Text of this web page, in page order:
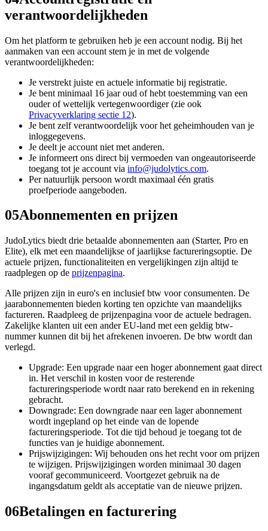
verantwoordelijkheden
Om het platform te gebruiken heb je een account nodig. Bij het
aanmaken van een account stem je in met de volgende
verantwoordelijkheden:
Je verstrekt juiste en actuele informatie bij registratie.
Je bent minimaal 16 jaar oud of hebt toestemming van een
ouder of wettelijk vertegenwoordiger (zie ook
Privacyverklaring sectie 12).
Je bent zelf verantwoordelijk voor het geheimhouden van je
inloggegevens.
Je deelt je account niet met anderen.
Je informeert ons direct bij vermoeden van ongeautoriseerde
toegang tot je account via info@judolytics.com.
Per natuurlijk persoon wordt maximaal één gratis
proefperiode aangeboden.
05Abonnementen en prijzen
JudoLytics biedt drie betaalde abonnementen aan (Starter, Pro en
Elite), elk met een maandelijkse of jaarlijkse factureringsoptie. De
actuele prijzen, functionaliteiten en vergelijkingen zijn altijd te
raadplegen op de prijzenpagina.
Alle prijzen zijn in euro's en inclusief btw voor consumenten. De
jaarabonnementen bieden korting ten opzichte van maandelijks
factureren. Raadpleeg de prijzenpagina voor de actuele bedragen.
Zakelijke klanten uit een ander EU-land met een geldig btw-
nummer kunnen dit bij het afrekenen invoeren. De btw wordt dan
verlegd.
Upgrade: Een upgrade naar een hoger abonnement gaat direct
in. Het verschil in kosten voor de resterende
factureringsperiode wordt naar rato berekend en in rekening
gebracht.
Downgrade: Een downgrade naar een lager abonnement
wordt ingepland op het einde van de lopende
factureringsperiode. Tot die tijd behoud je toegang tot de
functies van je huidige abonnement.
Prijswijzigingen: Wij behouden ons het recht voor om prijzen
te wijzigen. Prijswijzigingen worden minimaal 30 dagen
vooraf gecommuniceerd. Voortgezet gebruik na de
ingangsdatum geldt als acceptatie van de nieuwe prijzen.
06Betalingen en facturering